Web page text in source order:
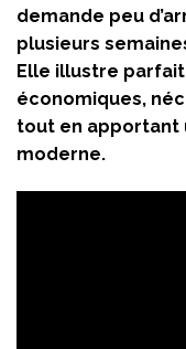
demande peu
plusieurs
Elle illustre
économiques,
tout en apportant
moderne.